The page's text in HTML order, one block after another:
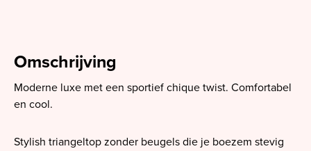
Omschrijving
Moderne luxe met een sportief chique twist. Comfortabel
en cool.
Stylish triangeltop zonder beugels die je boezem stevig